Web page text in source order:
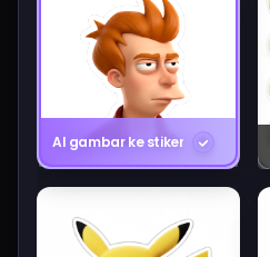
AI gambar ke stiker